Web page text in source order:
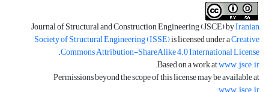
Journal of Structural and Construction Engineering (JSCE) byIranian
Society of Structural Engineering (ISSE)is licensed under aCreative
Commons Attribution-ShareAlike 4.0 International License
.
Based on a work atwww.jsce.ir
.
Permissions beyond the scope of this license may be available at